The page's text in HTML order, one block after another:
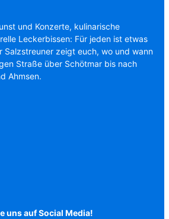
und Konzerte, kulinarische
Leckerbissen: Für jeden ist etwas
Salzstreuner zeigt euch, wo und wann
Straße über Schötmar bis nach
Ahmsen.
uns auf Social Media!